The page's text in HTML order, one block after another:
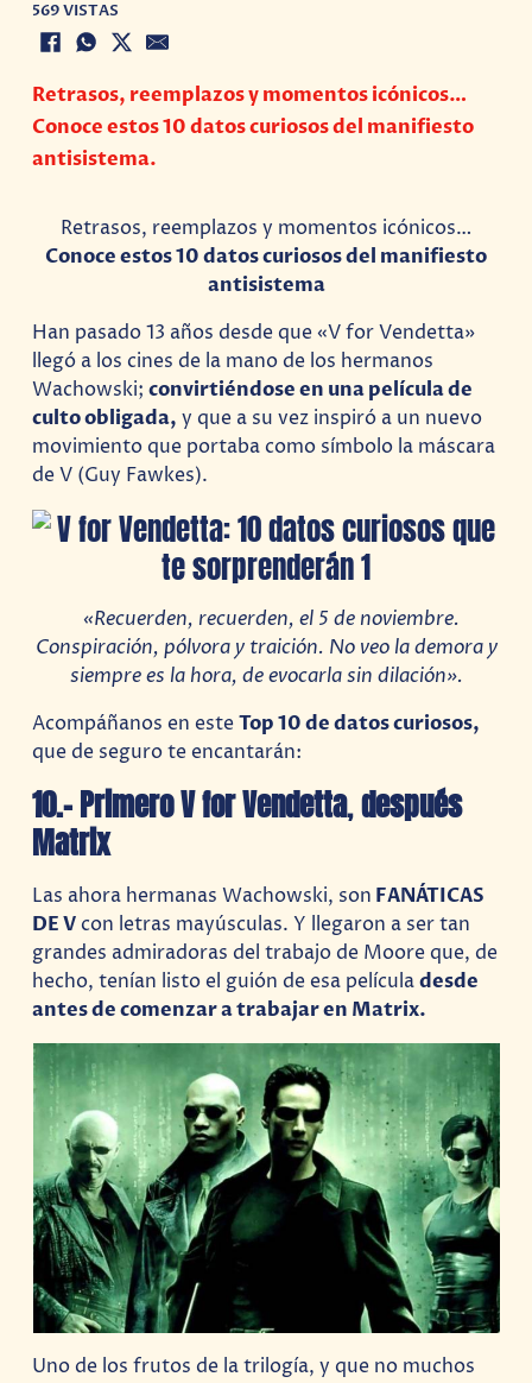
569 VISTAS
Retrasos, reemplazos y momentos icónicos…
Conoce estos 10 datos curiosos del manifiesto
antisistema.
Retrasos, reemplazos y momentos icónicos…
Conoce estos 10 datos curiosos del manifiesto
antisistema
Han pasado 13 años desde que «V for Vendetta»
llegó a los cines de la mano de los hermanos
Wachowski;convirtiéndose en una película de
culto obligada, y que a su vez inspiró a un nuevo
movimiento que portaba como símbolo la máscara
de V (Guy Fawkes).
«Recuerden, recuerden, el 5 de noviembre.
Conspiración, pólvora y traición. No veo la demora y
siempre es la hora, de evocarla sin dilación».
Acompáñanos en esteTop 10 de datos curiosos,
que de seguro te encantarán:
10.- Primero V for Vendetta,después
Matrix
Las ahora hermanas Wachowski, son FANÁTICAS
DE Vcon letras mayúsculas. Y llegaron a ser tan
grandes admiradoras del trabajo de Moore que, de
hecho, tenían listo el guión de esa películadesde
antes de comenzar a trabajar en Matrix.
Uno de los frutos de la trilogía, y que no muchos